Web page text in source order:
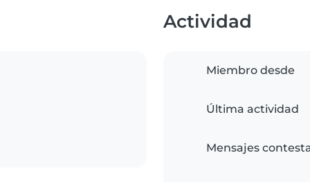
Actividad
Miembro desde
Última actividad
Mensajes